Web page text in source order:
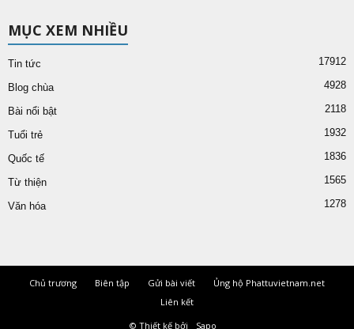
MỤC XEM NHIỀU
Tin tức 17912
Blog chùa 4928
Bài nổi bật 2118
Tuổi trẻ 1932
Quốc tế 1836
Từ thiện 1565
Văn hóa 1278
Chủ trương Biên tập Gửi bài viết
Ủng hộ Phattuvietnam.net
Liên kết
© Thiết kế bởi
Sapo